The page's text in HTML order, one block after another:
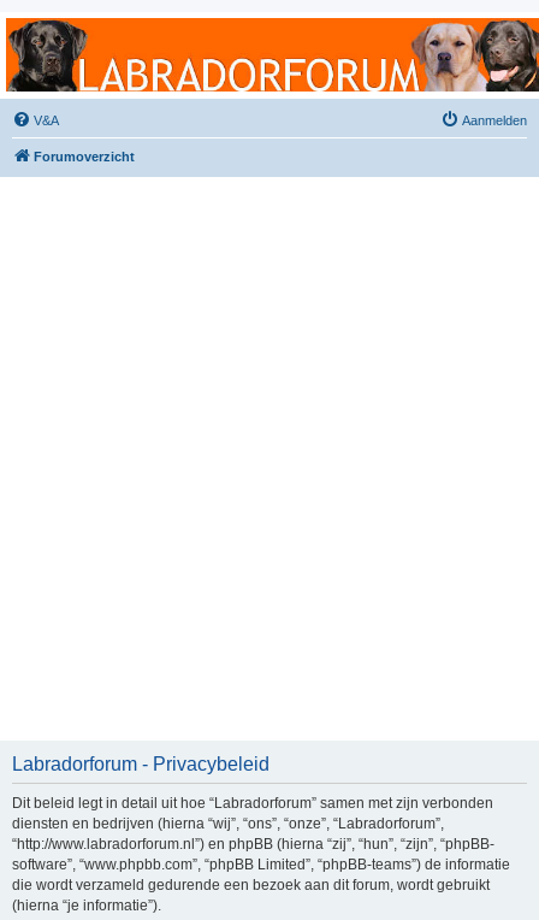
Labradorforum
Het gezelligste Labradorforum van Nederland en België!
V&A Aanmelden
Forumoverzicht
Labradorforum - Privacybeleid
Dit beleid legt in detail uit hoe “Labradorforum” samen met zijn verbonden
diensten en bedrijven (hierna “wij”, “ons”, “onze”, “Labradorforum”,
“http://www.labradorforum.nl”) en phpBB (hierna “zij”, “hun”, “zijn”, “phpBB-
software”, “www.phpbb.com”, “phpBB Limited”, “phpBB-teams”) de informatie
die wordt verzameld gedurende een bezoek aan dit forum, wordt gebruikt
(hierna “je informatie”).